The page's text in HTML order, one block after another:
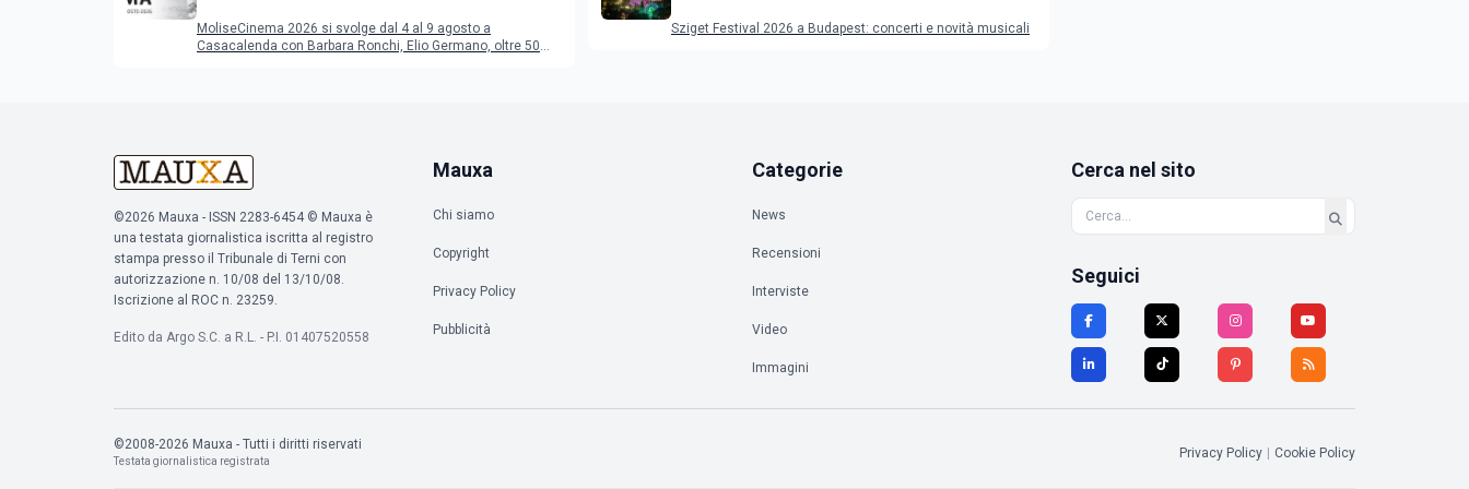
MoliseCinema 2026 si svolge dal 4 al 9 agosto a
Casacalenda con Barbara Ronchi, Elio Germano, oltre 50
Sziget Festival 2026 a Budapest: concerti e novità musicali
©2026 Mauxa - ISSN 2283-6454 © Mauxa è
una testata giornalistica iscritta al registro
stampa presso il Tribunale di Terni con
autorizzazione n. 10/08 del 13/10/08.
Iscrizione al ROC n. 23259.
Edito da Argo S.C. a R.L. - P.I. 01407520558
Mauxa
Chi siamo
Copyright
Privacy Policy
Pubblicità
Categorie
News
Recensioni
Interviste
Video
Immagini
Cerca nel sito
Seguici
©2008-2026 Mauxa - Tutti i diritti riservati
Testata giornalistica registrata
Privacy Policy Cookie Policy